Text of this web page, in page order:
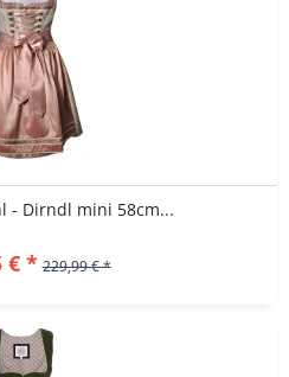
- Dirndl mini 58cm...
€ * 229,99 € *